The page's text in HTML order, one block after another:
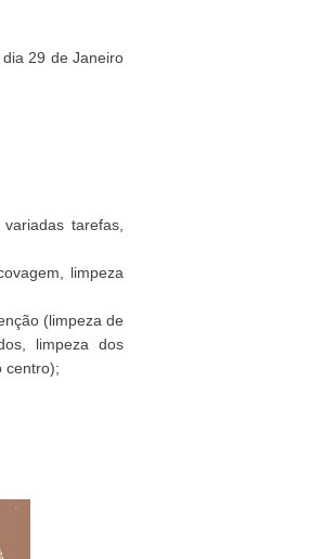
29 de Janeiro
tarefas,
limpeza
(limpeza de
limpeza dos
centro);